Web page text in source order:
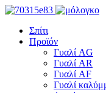
Σπίτι
Προϊόν
Γυαλί AG
Γυαλί AR
Γυαλί AF
Γυαλί